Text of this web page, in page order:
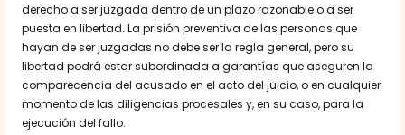
derecho a ser juzgada dentro de un plazo razonable o a ser
puesta en libertad. La prisión preventiva de las personas que
hayan de ser juzgadas no debe ser la regla general, pero su
libertad podrá estar subordinada a garantías que aseguren la
comparecencia del acusado en el acto del juicio, o en cualquier
momento de las diligencias procesales y, en su caso, para la
ejecución del fallo.